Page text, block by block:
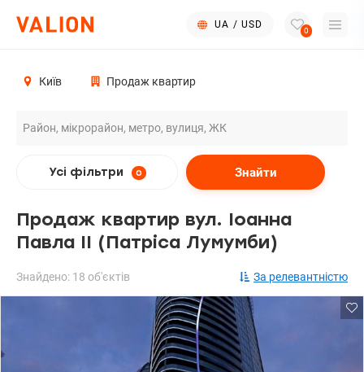
UA / USD
0
Київ Продаж квартир
Усі фільтри 0 Знайти
Продаж квартир вул. Іоанна
Павла II (Патріса Лумумби)
Знайдено: 18 об'єктів За релевантністю